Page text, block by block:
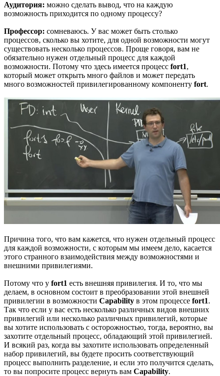
Аудитория: можно сделать вывод, что на каждую
возможность приходится по одному процессу?
Профессор: сомневаюсь. У вас может быть столько
процессов, сколько вы хотите, для одной возможности могут
существовать несколько процессов. Проще говоря, вам не
обязательно нужен отдельный процесс для каждой
возможности. Потому что здесь имеется процесс fort1,
который может открыть много файлов и может передать
много возможностей привилегированному компоненту fort.
Причина того, что вам кажется, что нужен отдельный процесс
для каждой возможности, с которым мы имеем дело, касается
этого странного взаимодействия между возможностями и
внешними привилегиями.
Потому что у fort1 есть внешняя привилегия. И то, что мы
делаем, в основном состоит в преобразовании этой внешней
привилегии в возможности Capability в этом процессе fort1.
Так что если у вас есть несколько различных видов внешних
привилегий или несколько различных привилегий, которые
вы хотите использовать с осторожностью, тогда, вероятно, вы
захотите отдельный процесс, обладающий этой привилегией.
И всякий раз, когда вы захотите использовать определенный
набор привилегий, вы будете просить соответствующий
процесс выполнить разделение, и если это получится сделать,
то вы попросите процесс вернуть вам Capability.